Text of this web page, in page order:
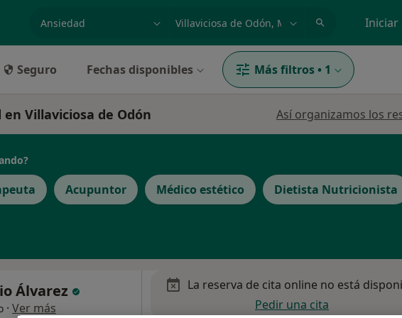
Iniciar
Seguro Fechas disponibles Más filtros • 1
Villaviciosa de Odón Así organizamos los
Acupuntor Médico estético Dietista Nutricionista
Álvarez
· Ver más
La reserva de cita online no está
Pedir una cita